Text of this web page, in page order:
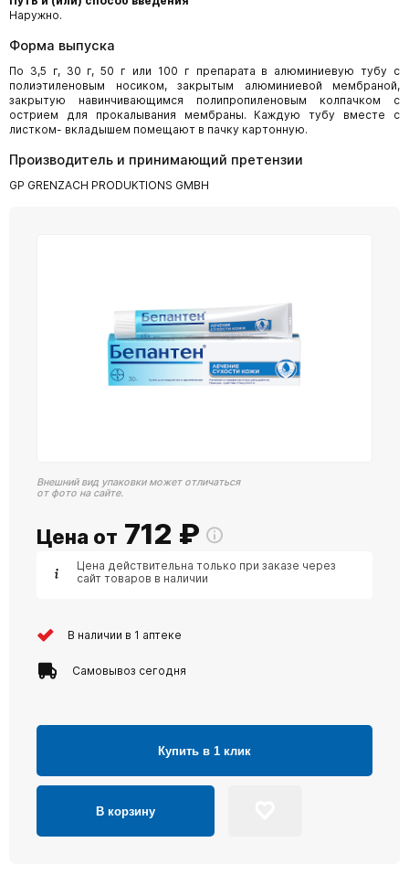
Наружно.
Форма выпуска
По 3,5 г, 30 г, 50 г или 100 г препарата в алюминиевую тубу с
полиэтиленовым носиком, закрытым алюминиевой мембраной,
закрытую навинчивающимся полипропиленовым колпачком с
острием для прокалывания мембраны. Каждую тубу вместе с
листком- вкладышем помещают в пачку картонную.
Производитель и принимающий претензии
GP GRENZACH PRODUKTIONS GMBH
Внешний вид упаковки может отличаться
от фото на сайте.
Цена от 712 ₽
Цена действительна только при заказе через
сайт товаров в наличии
В наличии в 1 аптеке
Самовывоз сегодня
Купить в 1 клик
В корзину